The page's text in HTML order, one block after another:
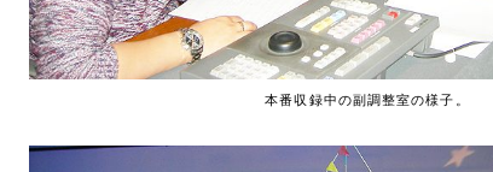
本番収録中の副調整室の様子。